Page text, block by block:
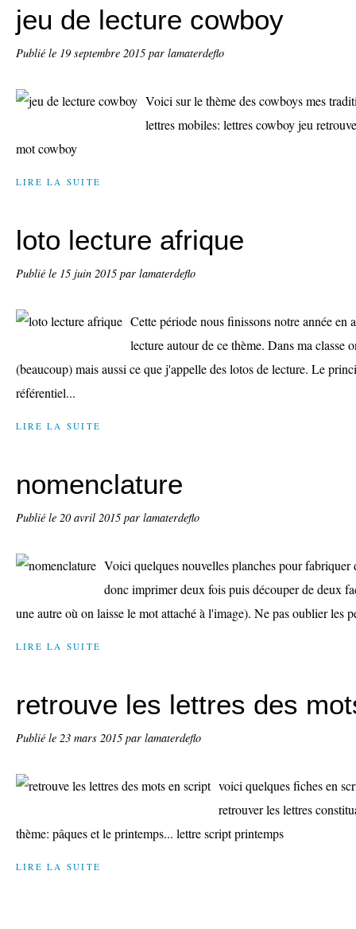
jeu de lecture cowboy
Publié le 19 septembre 2015 par lamaterdeflo
Voici sur le thème des cowboys mes
lettres mobiles: lettres cowboy jeu
mot cowboy
LIRE LA SUITE
loto lecture afrique
Publié le 15 juin 2015 par lamaterdeflo
Cette période nous finissons notre année
lecture autour de ce thème. Dans ma classe
(beaucoup) mais aussi ce que j'appelle des lotos de lecture. Le
référentiel...
LIRE LA SUITE
nomenclature
Publié le 20 avril 2015 par lamaterdeflo
Voici quelques nouvelles planches pour fabriquer
donc imprimer deux fois puis découper de deux
une autre où on laisse le mot attaché à l'image). Ne pas oublier les
LIRE LA SUITE
retrouve les lettres des
Publié le 23 mars 2015 par lamaterdeflo
voici quelques fiches en
retrouver les lettres
thème: pâques et le printemps... lettre script printemps
LIRE LA SUITE